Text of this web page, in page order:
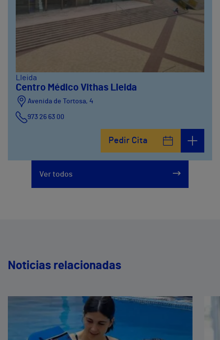
Lleida
Centro Médico Vithas Lleida
Avenida de Tortosa, 4
973 26 63 00
Pedir Cita
Ver todos
Noticias relacionadas